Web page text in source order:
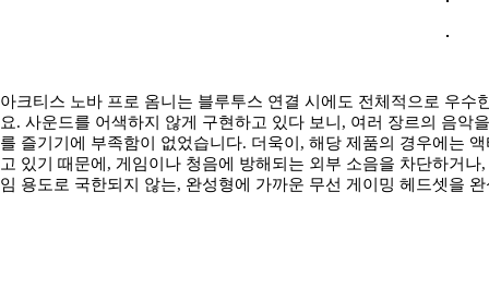
아크티스 노바 프로 옴니는 블루투스 연결 시에도 전체적으로 우
요. 사운드를 어색하지 않게 구현하고 있다 보니, 여러 장르의 음악
를 즐기기에 부족함이 없었습니다. 더욱이, 해당 제품의 경우에는
고 있기 때문에, 게임이나 청음에 방해되는 외부 소음을 차단하거
임 용도로 국한되지 않는, 완성형에 가까운 무선 게이밍 헤드셋을